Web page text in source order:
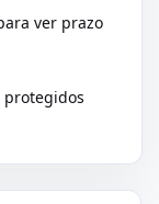
ver prazo
protegidos